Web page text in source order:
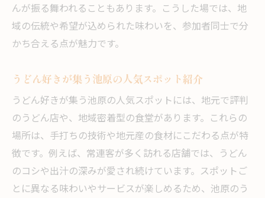
んが振る舞われることもあります。こうした場では、地
域の伝統や希望が込められた味わいを、参加者同士で分
かち合える点が魅力です。
うどん好きが集う池原の人気スポット紹介
うどん好きが集う池原の人気スポットには、地元で評判
のうどん店や、地域密着型の食堂があります。これらの
場所は、手打ちの技術や地元産の食材にこだわる点が特
徴です。例えば、常連客が多く訪れる店舗では、うどん
のコシや出汁の深みが愛され続けています。スポットご
とに異なる味わいやサービスが楽しめるため、池原のう